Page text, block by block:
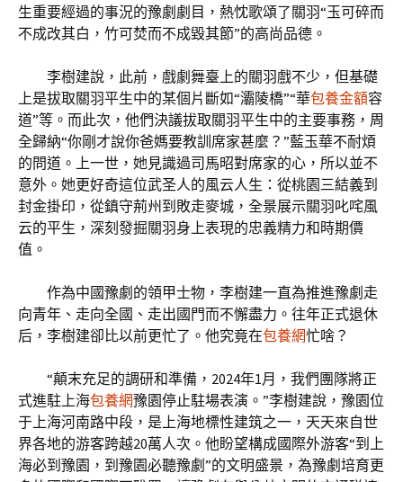
生重要經過的事況的豫劇劇目，熱忱歌頌了關羽“玉可碎而
不成改其白，竹可焚而不成毀其節”的高尚品德。
李樹建說，此前，戲劇舞臺上的關羽戲不少，但基礎
上是拔取關羽平生中的某個片斷如“灞陵橋”“華包養金額容
道”等。而此次，他們決議拔取關羽平生中的主要事務，周
全歸納“你剛才說你爸媽要教訓席家甚麼？”藍玉華不耐煩
的問道。上一世，她見識過司馬昭對席家的心，所以並不
意外。她更好奇這位武圣人的風云人生：從桃園三結義到
封金掛印，從鎮守荊州到敗走麥城，全景展示關羽叱咤風
云的平生，深刻發掘關羽身上表現的忠義精力和時期價
值。
作為中國豫劇的領甲士物，李樹建一直為推進豫劇走
向青年、走向全國、走出國門而不懈盡力。往年正式退休
后，李樹建卻比以前更忙了。他究竟在包養網忙啥？
“顛末充足的調研和準備，2024年1月，我們團隊將正
式進駐上海包養網豫園停止駐場表演。”李樹建說，豫園位
于上海河南路中段，是上海地標性建筑之一，天天來自世
界各地的游客跨越20萬人次。他盼望構成國際外游客“到上
海必到豫園，到豫園必聽豫劇”的文明盛景，為豫劇培育更